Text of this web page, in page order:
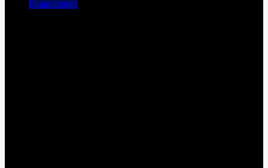
Financement